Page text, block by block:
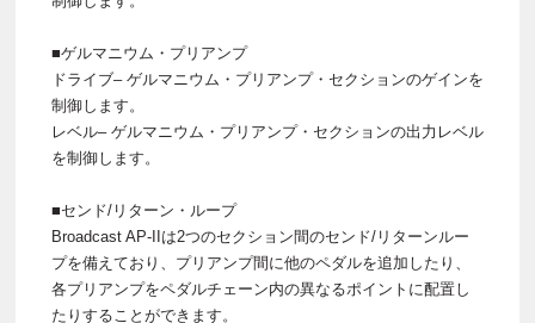
■ゲルマニウム・プリアンプ
ドライブ– ゲルマニウム・プリアンプ・セクションのゲインを
制御します。
レベル– ゲルマニウム・プリアンプ・セクションの出力レベル
を制御します。
■センド/リターン・ループ
Broadcast AP-IIは2つのセクション間のセンド/リターンルー
プを備えており、プリアンプ間に他のペダルを追加したり、
各プリアンプをペダルチェーン内の異なるポイントに配置し
たりすることができます。